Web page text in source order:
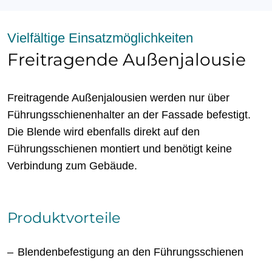
Vielfältige Einsatzmöglichkeiten
Freitragende Außenjalousie
Freitragende Außenjalousien werden nur über
Führungsschienenhalter an der Fassade befestigt.
Die Blende wird ebenfalls direkt auf den
Führungsschienen montiert und benötigt keine
Verbindung zum Gebäude.
Produktvorteile
Blendenbefestigung an den Führungsschienen